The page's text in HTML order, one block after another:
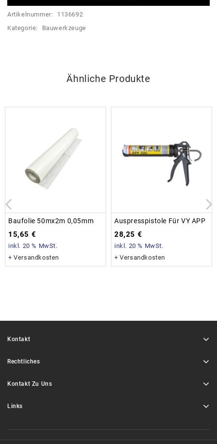
Artikelnummer:
1136692
Kategorie:
Bauwerkzeuge
Ähnliche Produkte
Baufolie 50mx2m 0,05mm
15,65 €
inkl. 20 % MwSt.
+Versandkosten
Auspresspistole Für VY APP
28,25 €
inkl. 20 % MwSt.
+Versandkosten
Kontakt
Rechtliches
Kontakt Zu Uns
Links